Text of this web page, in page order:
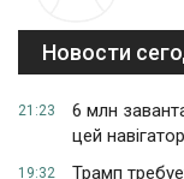
Новости
21:23
6 млн
цей
19:32
Трамп